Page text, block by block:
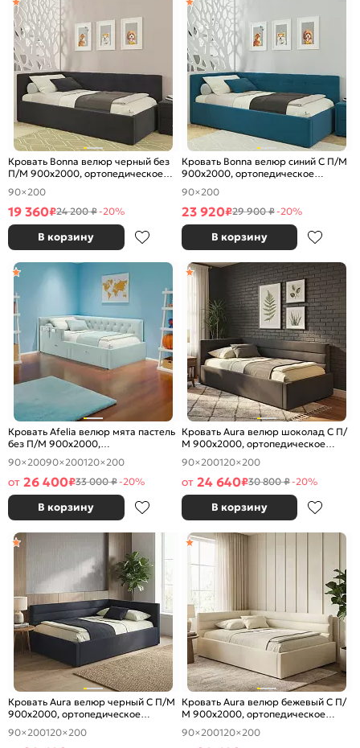
Кровать Bonna велюр черный без
П/М 900x2000, ортопедическое
основание, изголовье мягкое
90×200
19 360₽24 200 ₽-20%
В корзину
Кровать Bonna велюр синий С П/М
900x2000, ортопедическое
основание, изголовье мягкое
90×200
23 920₽29 900 ₽-20%
В корзину
Кровать Afelia велюр мята пастель
без П/М 900x2000,
ортопедическое основание,
изголовье мягкое
90×20090×200120×200
от 26 400₽33 000 ₽-20%
В корзину
Кровать Aura велюр шоколад С П/
М 900x2000, ортопедическое
основание, изголовье мягкое
90×200120×200
от 24 640₽30 800 ₽-20%
В корзину
Кровать Aura велюр черный С П/М
900x2000, ортопедическое
основание, изголовье мягкое
90×200120×200
Кровать Aura велюр бежевый С П/
М 900x2000, ортопедическое
основание, изголовье мягкое
90×200120×200